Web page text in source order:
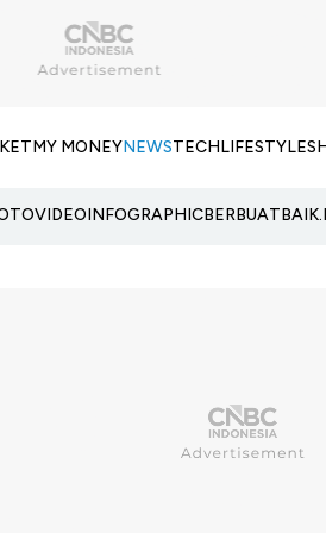
MY MONEYNEWSTECHLIFESTYLE
VIDEOINFOGRAPHIC